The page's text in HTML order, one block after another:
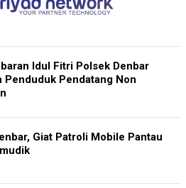
Idul Fitri Polsek Denbar
Penduduk Pendatang Non
Giat Patroli Mobile Pantau